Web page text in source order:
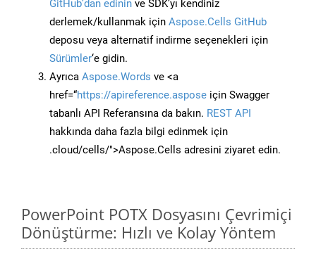
GitHub’dan edinin ve SDK’yı kendiniz
derlemek/kullanmak için Aspose.Cells GitHub
deposu veya alternatif indirme seçenekleri için
Sürümler‘e gidin.
Ayrıca Aspose.Words ve <a
href=“https://apireference.aspose için Swagger
tabanlı API Referansına da bakın. REST API
hakkında daha fazla bilgi edinmek için
.cloud/cells/">Aspose.Cells adresini ziyaret edin.
PowerPoint POTX Dosyasını Çevrimiçi
Dönüştürme: Hızlı ve Kolay Yöntem